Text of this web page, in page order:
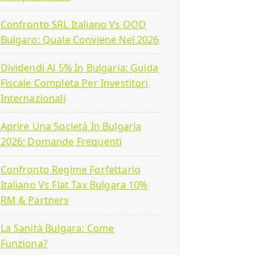
Confronto SRL Italiano Vs OOD
Bulgaro: Quale Conviene Nel 2026
Dividendi Al 5% In Bulgaria: Guida
Fiscale Completa Per Investitori
Internazionali
Aprire Una Società In Bulgaria
2026: Domande Frequenti
Confronto Regime Forfettario
Italiano Vs Flat Tax Bulgara 10%
RM & Partners
La Sanità Bulgara: Come
Funziona?